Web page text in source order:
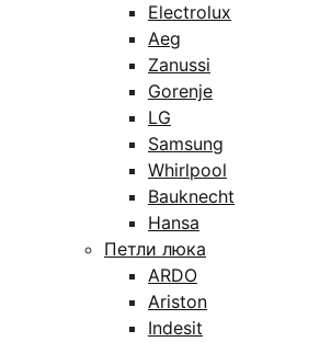
Electrolux
Aeg
Zanussi
Gorenje
LG
Samsung
Whirlpool
Bauknecht
Hansa
Петли люка
ARDO
Ariston
Indesit